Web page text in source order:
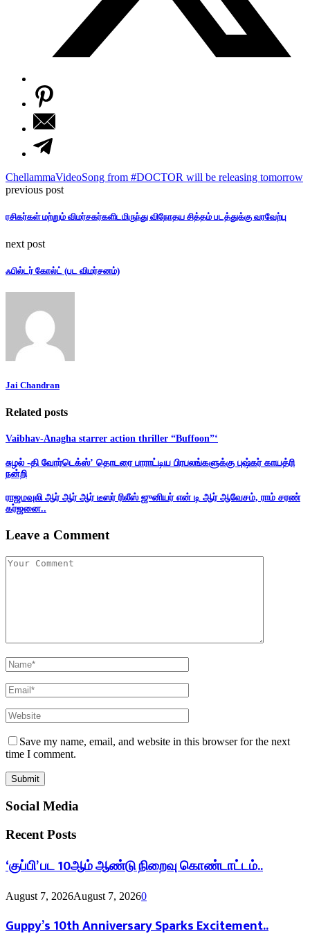
ChellammaVideoSong from #DOCTOR will be releasing tomorrow
previous post
ரசிகர்கள் மற்றும் விமர்சகர்களிடமிருந்து விநோதய சித்தம் படத்துக்கு வரவேற்பு
next post
ஃபில்டர் கோல்ட் (பட விமர்சனம்)
Jai Chandran
Related posts
Vaibhav-Anagha starrer action thriller “Buffoon”‘
சுழல் -தி வோர்டெக்ஸ்’ தொடரை பாராட்டிய பிரபலங்களுக்கு புஷ்கர் காயத்ரி
நன்றி
ராஜமவுலி ஆர் ஆர் ஆர் டீஸர் ரிலீஸ் ஜுனியர் என் டி ஆர் ஆவேசம், ராம் சரண்
கர்ஜனை..
Leave a Comment
Save my name, email, and website in this browser for the next
time I comment.
Social Media
Recent Posts
‘குப்பி’ பட 10ஆம் ஆண்டு நிறைவு கொண்டாட்டம்..
August 7, 2026August 7, 20260
Guppy’s 10th Anniversary Sparks Excitement..